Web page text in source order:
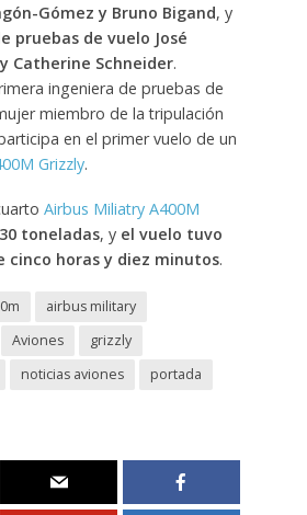
Gómez y Bruno Bigand, y
pruebas de vuelo José
Catherine Schneider.
ingeniera de pruebas de
miembro de la tripulación
en el primer vuelo de un
Grizzly.
Airbus Miliatry A400M
toneladas, y el vuelo tuvo
cinco horas y diez minutos.
airbus military
Aviones
grizzly
noticias aviones
portada